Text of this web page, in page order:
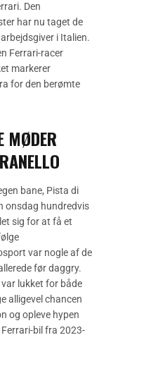
Den
har nu taget de
i Italien.
Ferrari-racer
markerer
for den berømte
MØDER
bane, Pista di
onsdag hundredvis
sig for at få et
var nogle af de
før daggry.
lukket for både
alligevel chancen
og opleve hypen
bil fra 2023-